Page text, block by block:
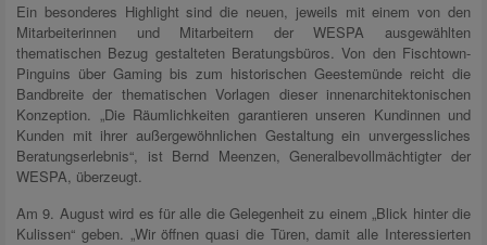
Ein besonderes Highlight sind die neuen, jeweils mit einem von den
Mitarbeiterinnen und Mitarbeitern der WESPA ausgewählten
thematischen Bezug gestalteten Beratungsbüros. Von den Fischtown-
Pinguins über Gaming bis zum historischen Geestemünde reicht die
Bandbreite der thematischen Vorlagen dieser innenarchitektonischen
Konzeption. „Die Räumlichkeiten garantieren unseren Kundinnen und
Kunden mit ihrer außergewöhnlichen Gestaltung ein unvergessliches
Beratungserlebnis“, ist Bernd Meenzen, Generalbevollmächtigter der
WESPA, überzeugt.
Am 9. August wird es für alle die Gelegenheit zu einem „Blick hinter die
Kulissen“ geben. „Wir öffnen quasi die Türen, damit alle Interessierten